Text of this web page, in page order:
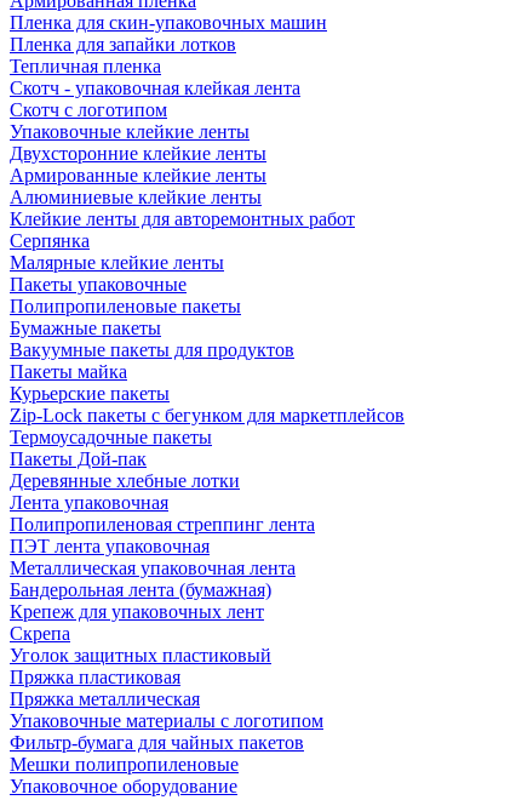
Пленка для скин-упаковочных машин
Пленка для запайки лотков
Тепличная пленка
Скотч - упаковочная клейкая лента
Скотч с логотипом
Упаковочные клейкие ленты
Двухсторонние клейкие ленты
Армированные клейкие ленты
Алюминиевые клейкие ленты
Клейкие ленты для авторемонтных работ
Серпянка
Малярные клейкие ленты
Пакеты упаковочные
Полипропиленовые пакеты
Бумажные пакеты
Вакуумные пакеты для продуктов
Пакеты майка
Курьерские пакеты
Zip-Lock пакеты с бегунком для маркетплейсов
Термоусадочные пакеты
Пакеты Дой-пак
Деревянные хлебные лотки
Лента упаковочная
Полипропиленовая стреппинг лента
ПЭТ лента упаковочная
Металлическая упаковочная лента
Бандерольная лента (бумажная)
Крепеж для упаковочных лент
Скрепа
Уголок защитных пластиковый
Пряжка пластиковая
Пряжка металлическая
Упаковочные материалы с логотипом
Фильтр-бумага для чайных пакетов
Мешки полипропиленовые
Упаковочное оборудование